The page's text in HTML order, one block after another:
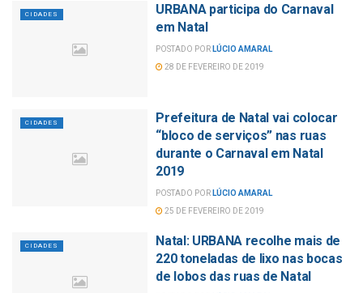
CIDADES
URBANA participa do Carnaval
em Natal
POSTADO POR LÚCIO AMARAL
28 DE FEVEREIRO DE 2019
CIDADES
Prefeitura de Natal vai colocar
“bloco de serviços” nas ruas
durante o Carnaval em Natal
2019
POSTADO POR LÚCIO AMARAL
25 DE FEVEREIRO DE 2019
CIDADES
Natal: URBANA recolhe mais de
220 toneladas de lixo nas bocas
de lobos das ruas de Natal